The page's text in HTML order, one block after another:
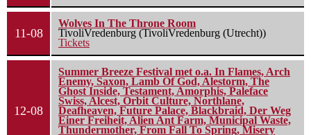
11-08
Wolves In The Throne Room
TivoliVredenburg (TivoliVredenburg (Utrecht))
Tickets
12-08
Summer Breeze Festival met o.a. In Flames, Arch
Enemy, Saxon, Lamb Of God, Alestorm, The
Ghost Inside, Testament, Amorphis, Paleface
Swiss, Alcest, Orbit Culture, Northlane,
Deafheaven, Future Palace, Blackbraid, Der Weg
Einer Freiheit, Alien Ant Farm, Municipal Waste,
Thundermother, From Fall To Spring, Misery